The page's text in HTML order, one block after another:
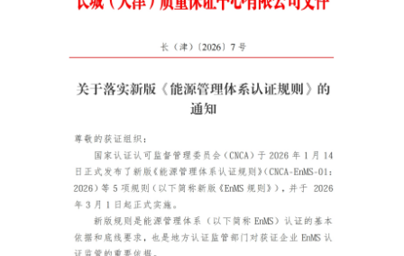
认证业务法律法规
非认证业务法律法规
资料下载
信息公开
企业基本信息
组织人事信息
财务信息